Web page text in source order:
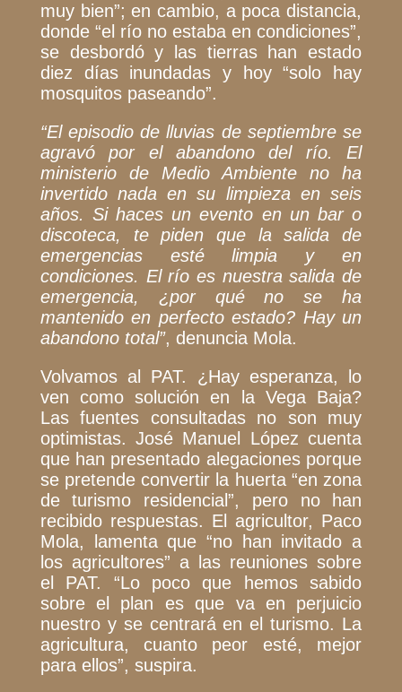
muy bien”; en cambio, a poca distancia,
donde “el río no estaba en condiciones”,
se desbordó y las tierras han estado
diez días inundadas y hoy “solo hay
mosquitos paseando”.
“El episodio de lluvias de septiembre se
agravó por el abandono del río. El
ministerio de Medio Ambiente no ha
invertido nada en su limpieza en seis
años. Si haces un evento en un bar o
discoteca, te piden que la salida de
emergencias esté limpia y en
condiciones. El río es nuestra salida de
emergencia, ¿por qué no se ha
mantenido en perfecto estado? Hay un
abandono total”, denuncia Mola.
Volvamos al PAT. ¿Hay esperanza, lo
ven como solución en la Vega Baja?
Las fuentes consultadas no son muy
optimistas. José Manuel López cuenta
que han presentado alegaciones porque
se pretende convertir la huerta “en zona
de turismo residencial”, pero no han
recibido respuestas. El agricultor, Paco
Mola, lamenta que “no han invitado a
los agricultores” a las reuniones sobre
el PAT. “Lo poco que hemos sabido
sobre el plan es que va en perjuicio
nuestro y se centrará en el turismo. La
agricultura, cuanto peor esté, mejor
para ellos”, suspira.